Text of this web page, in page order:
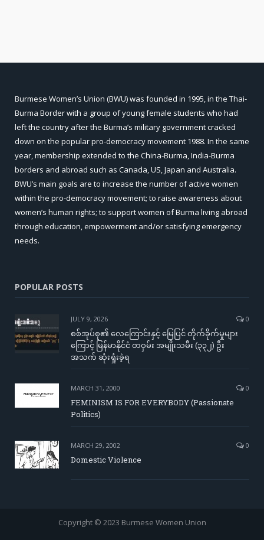
Burmese Women’s Union (BWU) was founded in 1995, in the Thai-
Burma Border with a group of young female students who had
left the country after the Burma’s military government cracked
down on the popular pro-democracy movement 1988. In the same
year, membership extended to the China-Burma, India-Burma
borders and abroad such as Canada, US, Japan and Australia.
BWU’s main goals are to increase the number of active women
within the pro-democracy movement; to raise awareness about
women’s human rights; to support women of Burma living abroad
through education, empowerment and/or satisfying emergency
needs.
POPULAR POSTS
JULY 9, 2026 0
စစ်အုပ်စု၏ လေကြောင်းနှင့် မြေပြင် တိုက်ခိုက်မှုများ
ကြောင့် မြန်မာနိုင်ငံ တဝှမ်း အမျိုးသမီး (၃၃၂) ဦး
အသက် ဆုံးရှုံးခဲ့ရ
MARCH 31, 2000 0
FEMINISM IS FOR EVERYBODY (Passionate
Politics)
MARCH 29, 2002 0
Domestic Violence
Copyright © 2023 Burmese Women Union